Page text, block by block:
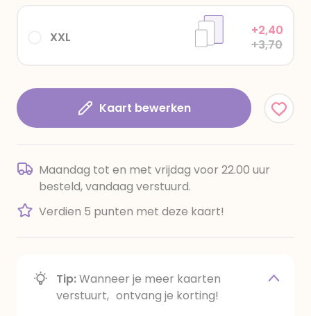
XXL
+2,40
+3,70
Kaart bewerken
Maandag tot en met vrijdag voor 22.00 uur
besteld, vandaag verstuurd.
Verdien 5 punten met deze kaart!
Tip:Wanneer je meer kaarten
verstuurt, ontvang je korting!